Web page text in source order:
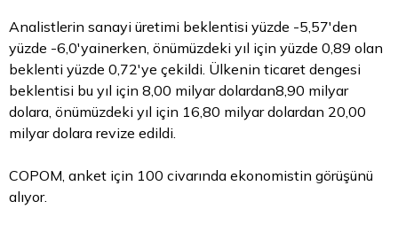
Analistlerin sanayi üretimi beklentisi yüzde -5,57'den
yüzde -6,0'yainerken, önümüzdeki yıl için yüzde 0,89 olan
beklenti yüzde 0,72'ye çekildi. Ülkenin ticaret dengesi
beklentisi bu yıl için 8,00 milyar dolardan8,90 milyar
dolara, önümüzdeki yıl için 16,80 milyar dolardan 20,00
milyar dolara revize edildi.
COPOM, anket için 100 civarında ekonomistin görüşünü
alıyor.